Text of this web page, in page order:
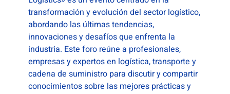
transformación y evolución del sector logístico,
abordando las últimas tendencias,
innovaciones y desafíos que enfrenta la
industria. Este foro reúne a profesionales,
empresas y expertos en logística, transporte y
cadena de suministro para discutir y compartir
conocimientos sobre las mejores prácticas y